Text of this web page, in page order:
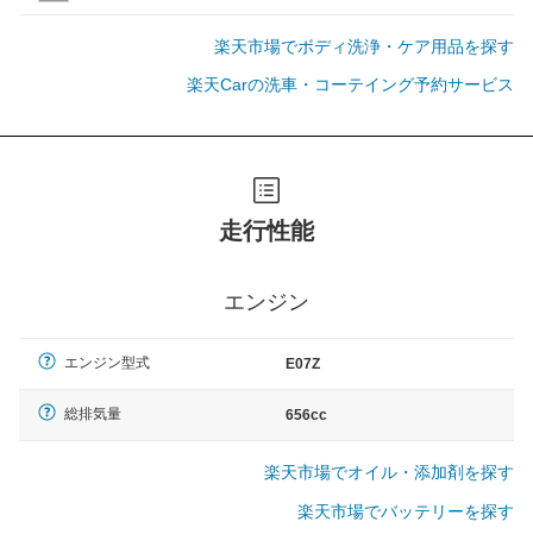
楽天市場でボディ洗浄・ケア用品を探す
楽天Carの洗車・コーテイング予約サービス
走行性能
エンジン
エンジン型式 E07Z
総排気量 656cc
楽天市場でオイル・添加剤を探す
楽天市場でバッテリーを探す